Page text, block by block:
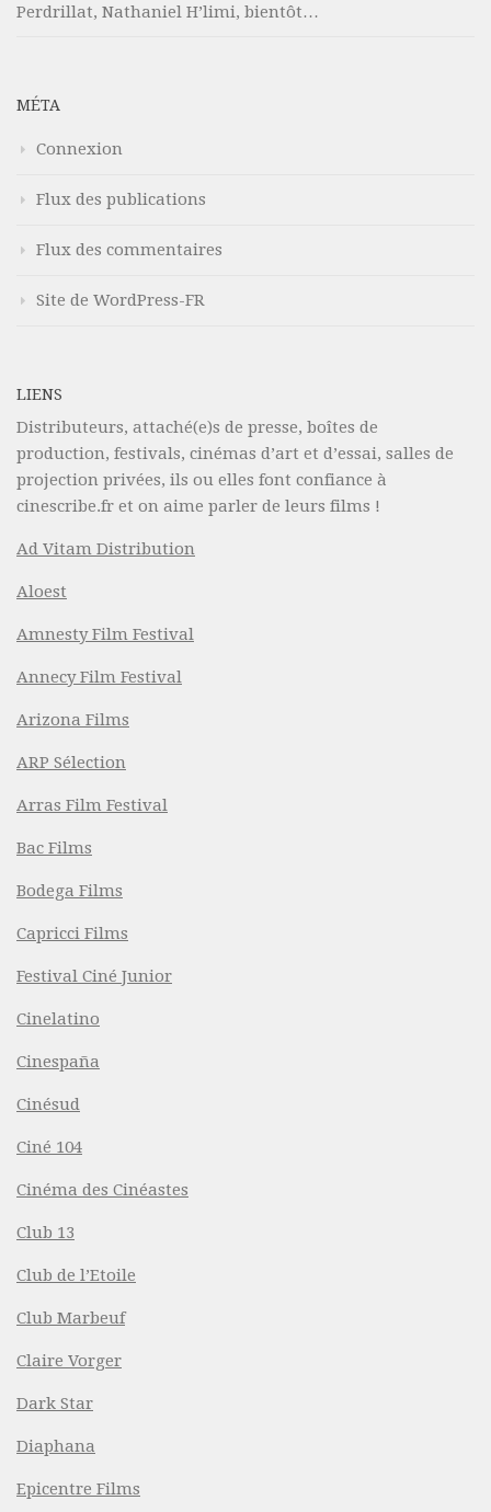
Perdrillat, Nathaniel H’limi, bientôt…
MÉTA
Connexion
Flux des publications
Flux des commentaires
Site de WordPress-FR
LIENS
Distributeurs, attaché(e)s de presse, boîtes de
production, festivals, cinémas d’art et d’essai, salles de
projection privées, ils ou elles font confiance à
cinescribe.fr et on aime parler de leurs films !
Ad Vitam Distribution
Aloest
Amnesty Film Festival
Annecy Film Festival
Arizona Films
ARP Sélection
Arras Film Festival
Bac Films
Bodega Films
Capricci Films
Festival Ciné Junior
Cinelatino
Cinespaña
Cinésud
Ciné 104
Cinéma des Cinéastes
Club 13
Club de l’Etoile
Club Marbeuf
Claire Vorger
Dark Star
Diaphana
Epicentre Films